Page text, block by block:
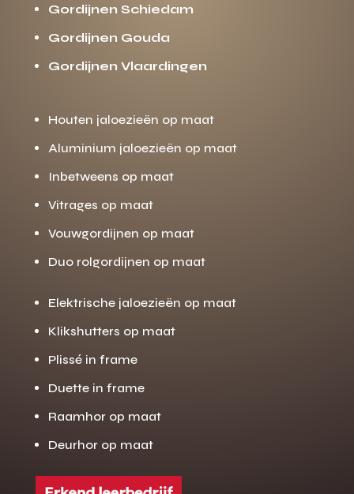
Gordijnen Schiedam
Gordijnen Gouda
Gordijnen Vlaardingen
Houten jaloezieën op maat
Aluminium jaloezieën op maat
Inbetweens op maat
Vitrages op maat
Vouwgordijnen op maat
Duo rolgordijnen op maat
Elektrische jaloezieën op maat
Klikshutters op maat
Plissé in frame
Duette in frame
Raamhor op maat
Deurhor op maat